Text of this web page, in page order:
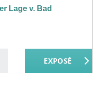
Lage v. Bad